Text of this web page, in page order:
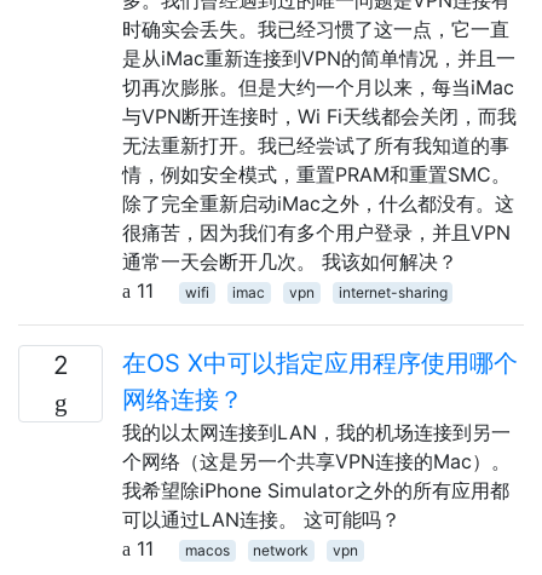
时确实会丢失。我已经习惯了这一点，它一直
是从iMac重新连接到VPN的简单情况，并且一
切再次膨胀。但是大约一个月以来，每当iMac
与VPN断开连接时，Wi Fi天线都会关闭，而我
无法重新打开。我已经尝试了所有我知道的事
情，例如安全模式，重置PRAM和重置SMC。
除了完全重新启动iMac之外，什么都没有。这
很痛苦，因为我们有多个用户登录，并且VPN
通常一天会断开几次。 我该如何解决？
11
wifi imac vpn internet-sharing
2
在OS X中可以指定应用程序使用哪个
网络连接？
我的以太网连接到LAN，我的机场连接到另一
个网络（这是另一个共享VPN连接的Mac）。
我希望除iPhone Simulator之外的所有应用都
可以通过LAN连接。 这可能吗？
11
macos network vpn